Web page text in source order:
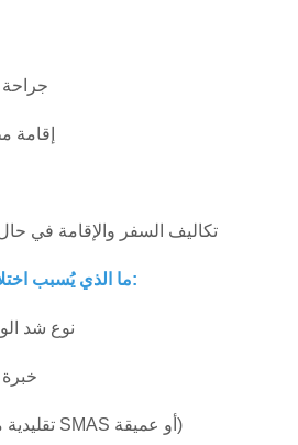
إقامة
تكاليف السفر والإقامة في
ما الذي يُسبب اختلاف سعر عملية شد الوجه:
نوع شد
التقنية المستخدمة (تقليدية مقابل SMAS أو عميقة)